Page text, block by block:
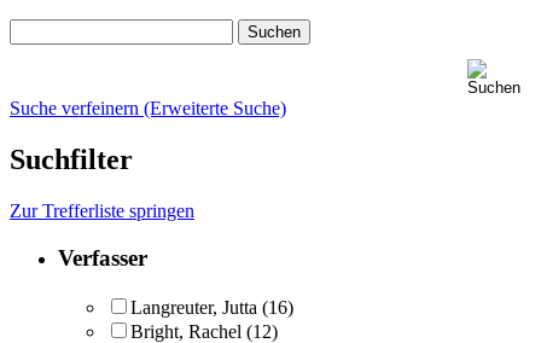
Suche verfeinern (Erweiterte Suche)
Suchfilter
Zur Trefferliste springen
Verfasser
Langreuter, Jutta (16)
Bright, Rachel (12)